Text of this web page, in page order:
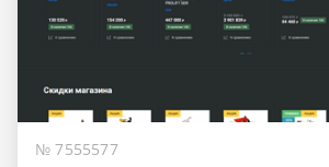
№ 7555577